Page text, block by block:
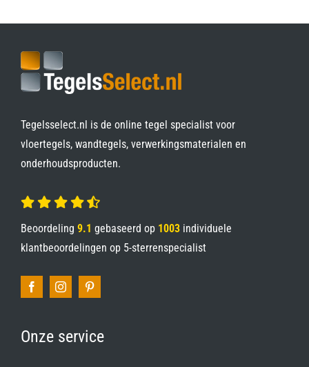
Tegelsselect.nl is de online tegel specialist voor
vloertegels, wandtegels, verwerkingsmaterialen en
onderhoudsproducten.
Beoordeling 9.1 gebaseerd op 1003individuele
klantbeoordelingen op 5-sterrenspecialist
Onze service